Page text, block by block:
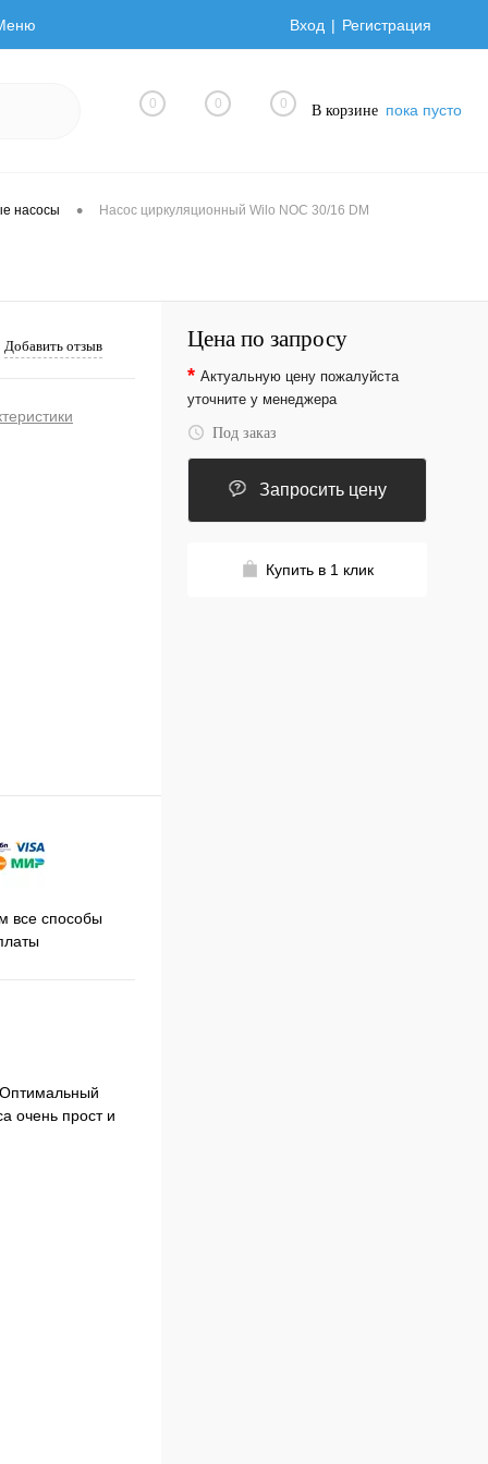
Вход Регистрация
0 0 0 В корзине пока пусто
насосы • Насос циркуляционный Wilo NOC 30/16 DM
Добавить отзыв
все способы
очень прост и
Цена по запросу
* Актуальную цену пожалуйста
уточните у менеджера
Под заказ
Запросить цену
Купить в 1 клик